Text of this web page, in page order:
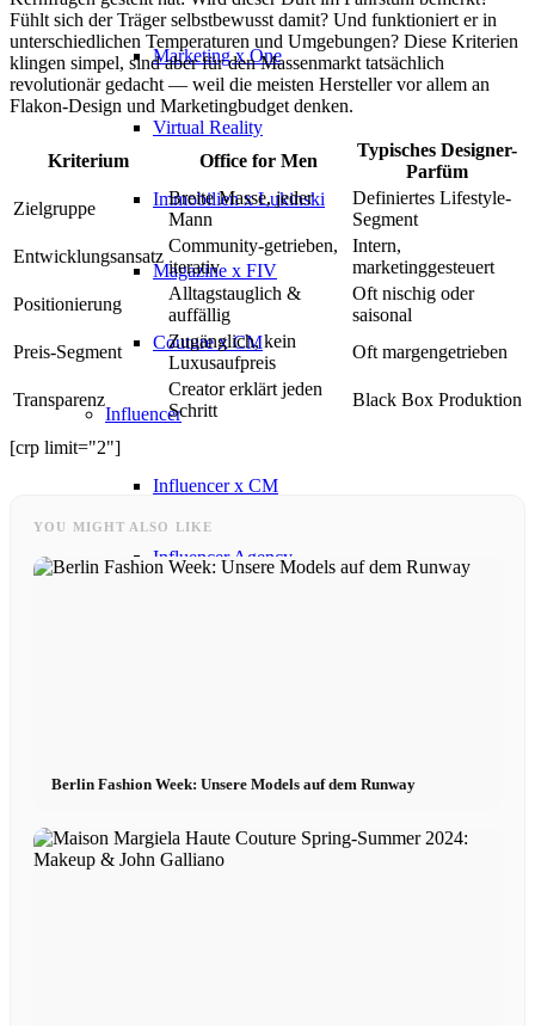
Marketing x One
Virtual Reality
Immobilien x Lukinski
Magazine x FIV
Couture x CM
Influencer
Influencer x CM
Influencer Agency
Apply
Fühlt sich der Träger selbstbewusst damit? Und funktioniert er in
unterschiedlichen Temperaturen und Umgebungen? Diese Kriterien
klingen simpel, sind aber für den Massenmarkt tatsächlich
revolutionär gedacht — weil die meisten Hersteller vor allem an
Flakon-Design und Marketingbudget denken.
Kriterium Office for Men
Typisches Designer-
Parfüm
Zielgruppe
Breite Masse, jeder
Mann
Definiertes Lifestyle-
Segment
Entwicklungsansatz
Community-getrieben,
iterativ
Intern,
marketinggesteuert
Positionierung
Alltagstauglich &
auffällig
Oft nischig oder
saisonal
Preis-Segment
Zugänglich, kein
Luxusaufpreis
Oft margengetrieben
Transparenz
Creator erklärt jeden
Schritt
Black Box Produktion
[crp limit="2"]
YOU MIGHT ALSO LIKE
Berlin Fashion Week: Unsere Models auf dem Runway